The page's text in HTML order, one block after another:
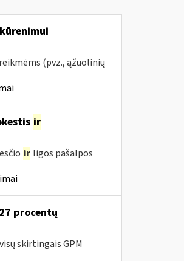
(pvz., ąžuolinių
ir
ir ligos pašalpos
procentų
skirtingais GPM